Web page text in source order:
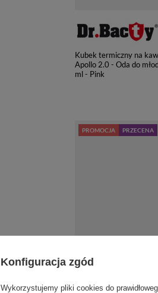
Kubek termiczny na
Apollo 2.0 - Oda do
ml - Pink
PROMOCJA PRZECENA
Konfiguracja zgód
Wykorzystujemy pliki cookies do